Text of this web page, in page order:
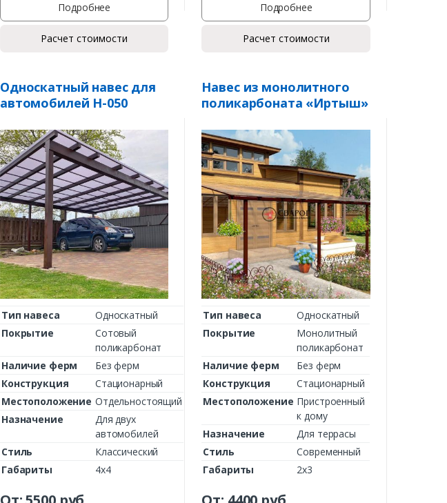
Подробнее
Расчет стоимости
Подробнее
Расчет стоимости
Односкатный навес для
автомобилей Н-050
Тип навеса
Односкатный
Покрытие
Сотовый
поликарбонат
Наличие ферм
Без ферм
Конструкция
Стационарный
Местоположение Отдельностоящий
Назначение
Для двух
автомобилей
Стиль
Классический
Габариты
4х4
Навес из монолитного
поликарбоната «Иртыш»
Тип навеса
Односкатный
Покрытие
Монолитный
поликарбонат
Наличие ферм
Без ферм
Конструкция
Стационарный
Местоположение Пристроенный
к дому
Назначение
Для террасы
Стиль
Современный
Габариты
2х3